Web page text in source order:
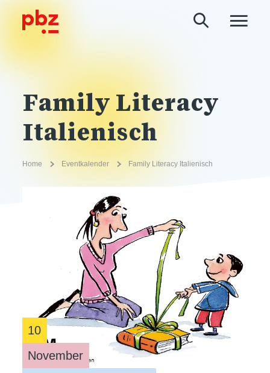
Family Literacy
Italienisch
Home Eventkalender Family Literacy Italienisch
10
November